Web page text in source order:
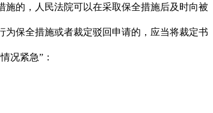
的，人民法院可以在采取保全措施后及时向被
保全措施或者裁定驳回申请的，应当将裁定书
况紧急”：